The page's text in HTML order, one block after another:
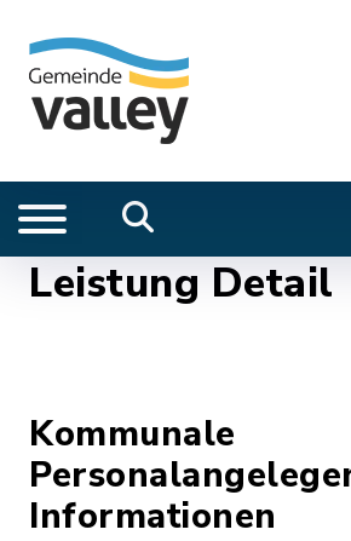
Leistung Detail
Kommunale
Informationen